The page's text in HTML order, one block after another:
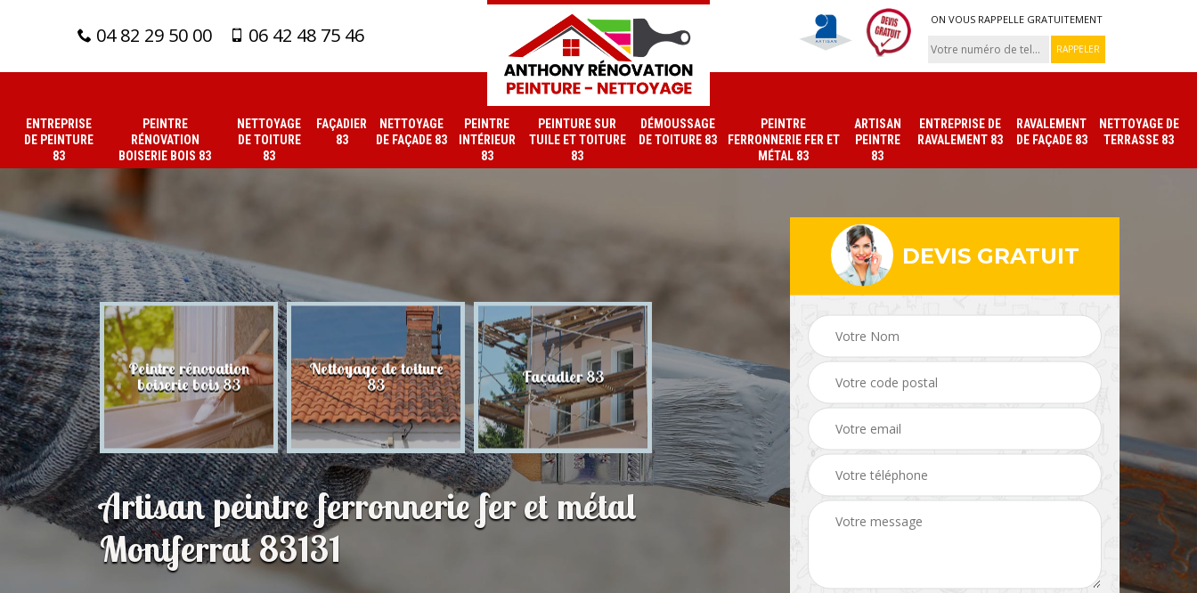
04 82 29 50 00 06 42 48 75 46
ON VOUS RAPPELLE GRATUITEMENT
ENTREPRISE
DE PEINTURE
83
PEINTRE
RÉNOVATION
BOISERIE BOIS 83
NETTOYAGE
DE TOITURE
83
FAÇADIER
83
NETTOYAGE
DE FAÇADE 83
PEINTRE
INTÉRIEUR
83
PEINTURE SUR
TUILE ET TOITURE
83
DÉMOUSSAGE
DE TOITURE 83
PEINTRE
FERRONNERIE FER ET
MÉTAL 83
ARTISAN
PEINTRE
83
ENTREPRISE DE
RAVALEMENT 83
RAVALEMENT
DE FAÇADE 83
NETTOYAGE DE
TERRASSE 83
peinture Peintre rénovation
boiserie bois 83
Nettoyage de toiture
83 Façadier 83 Nettoyage de façade
83 Peintre intérieur 83 Peinture sur tuile et
toiture 83
Artisan peintre ferronnerie fer et métal
Montferrat 83131
DEVIS GRATUIT